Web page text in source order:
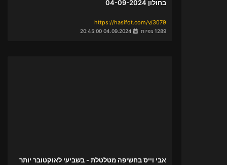
בחולון 04-09-2024
https://hasifot.com/v/3079
1289 צפיות
אבי וייס בחשיפה מטלטלת - בשביעי לאוקטובר יותר